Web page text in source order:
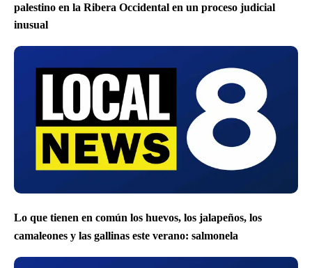
palestino en la Ribera Occidental en un proceso judicial
inusual
Lo que tienen en común los huevos, los jalapeños, los
camaleones y las gallinas este verano: salmonela